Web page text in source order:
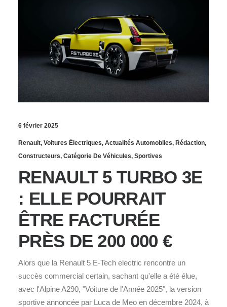
6 février 2025
Renault, Voitures Électriques, Actualités Automobiles, Rédaction,
Constructeurs, Catégorie De Véhicules, Sportives
RENAULT 5 TURBO 3E
: ELLE POURRAIT
ÊTRE FACTURÉE
PRÈS DE 200 000 €
Alors que la Renault 5 E-Tech electric rencontre un
succès commercial certain, sachant qu'elle a été élue,
avec l'Alpine A290, "Voiture de l'Année 2025", la version
sportive annoncée par Luca de Meo en décembre 2024, à